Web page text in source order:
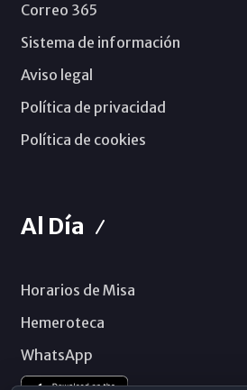
Correo 365
Sistema de información
Aviso legal
Política de privacidad
Política de cookies
Al Día
Horarios de Misa
Hemeroteca
WhatsApp